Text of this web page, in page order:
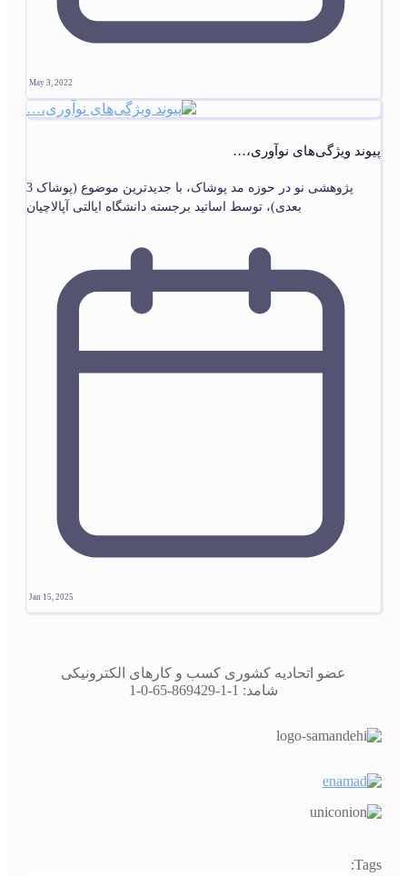
May 3, 2022
پیوند ویژگی‌های نوآوری،…
پژوهشی نو در حوزه مد پوشاک، با جدیدترین موضوع (پوشاک 3
بعدی)، توسط اساتید برجسته دانشگاه ایالتی آپالاچیان
Jan 15, 2025
عضو اتحادیه کشوری کسب و کارهای الکترونیکی
شامد: 1-1-869429-65-0-1
Tags: